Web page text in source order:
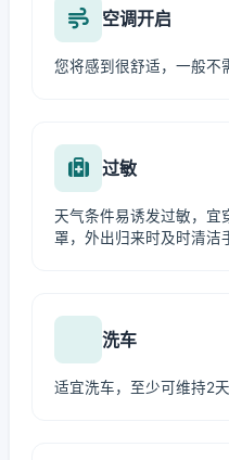
空调开启
您将感到很舒适，一般不
过敏
天气条件易诱发过敏，宜
罩，外出归来时及时清洁
洗车
适宜洗车，至少可维持2天